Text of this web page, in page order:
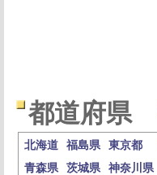
都道府県
北海道 福島県 東京都
青森県
茨城県 神奈川県